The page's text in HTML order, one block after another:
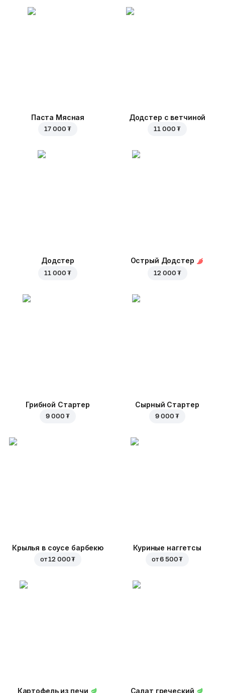
Паста Мясная
17 000 ₮
Додстер с ветчиной
11 000 ₮
Додстер
11 000 ₮
Острый Додстер
12 000 ₮
Грибной Стартер
9 000 ₮
Сырный Стартер
9 000 ₮
Крылья в соусе барбекю
от12 000 ₮
Куриные наггетсы
от6 500 ₮
Картофель из печи Салат греческий